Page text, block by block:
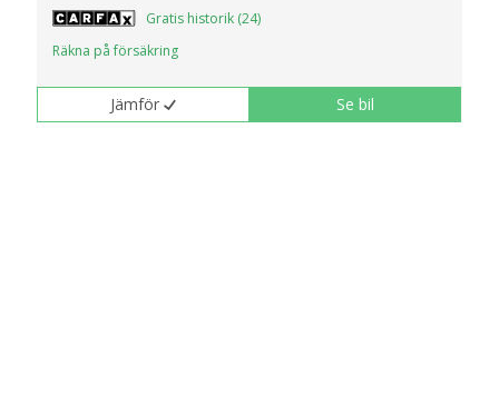
Gratis historik (24)
Räkna på försäkring
Jämför Se bil